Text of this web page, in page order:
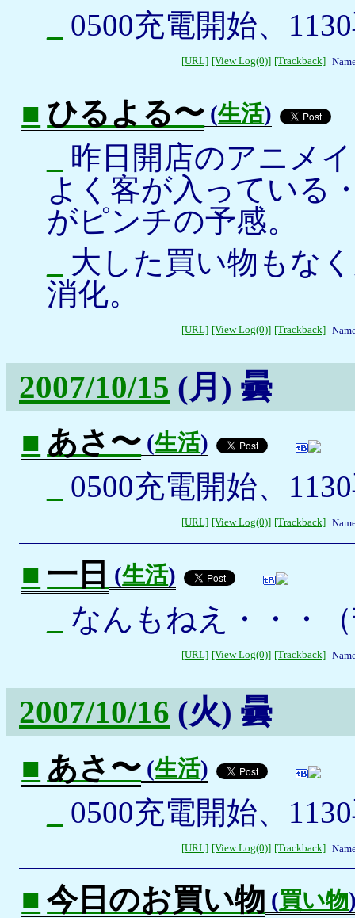
0500充電開始、
[URL] [View Log(0)] [Trackback]
■ ひるよる〜 (生活)
昨日開店のアニメ
よく客が入っている
がピンチの予感。
大した買い物もな
消化。
[URL] [View Log(0)] [Trackback]
2007/10/15 (月) 曇
■ あさ〜 (生活)
0500充電開始、
[URL] [View Log(0)] [Trackback]
■ 一日 (生活)
なんもねえ・・・
[URL] [View Log(0)] [Trackback]
2007/10/16 (火) 曇
■ あさ〜 (生活)
0500充電開始、
[URL] [View Log(0)] [Trackback]
■ 今日のお買い物 (買い物